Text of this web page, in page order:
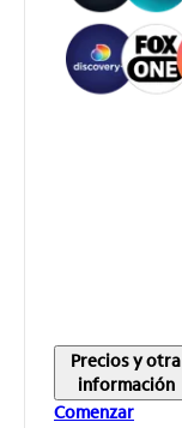
Precios y otra
información
Comenzar